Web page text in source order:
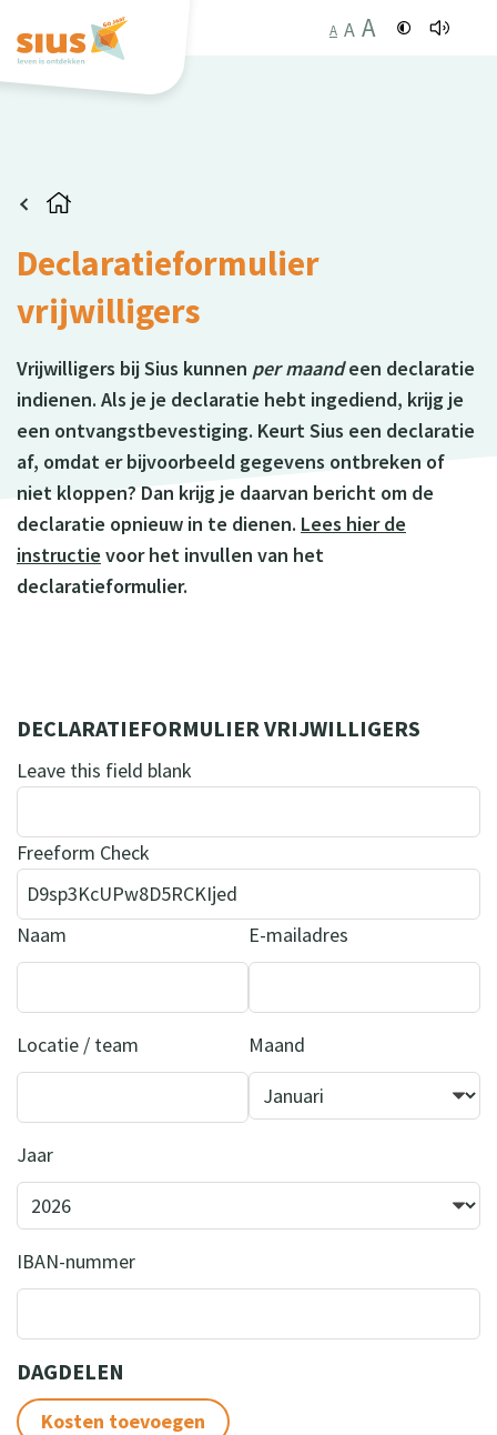
A A A
Declaratieformulier
vrijwilligers
Vrijwilligers bij Sius kunnen per maandeen declaratie
indienen. Als je je declaratie hebt ingediend, krijg je
een ontvangstbevestiging. Keurt Sius een declaratie
af, omdat er bijvoorbeeld gegevens ontbreken of
niet kloppen? Dan krijg je daarvan bericht om de
declaratie opnieuw in te dienen. Lees hier de
instructie voor het invullen van het
declaratieformulier.
DECLARATIEFORMULIER VRIJWILLIGERS
Leave this field blank
Freeform Check
Naam E-mailadres
Locatie / team Maand
Jaar
IBAN-nummer
DAGDELEN
Kosten toevoegen